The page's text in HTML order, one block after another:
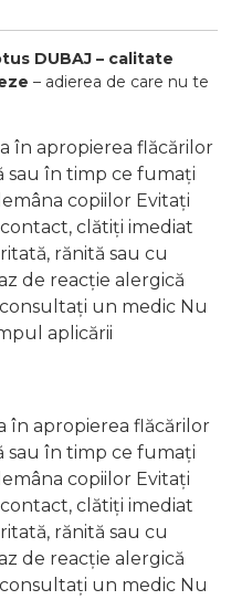
DUBAJ – calitate
– adierea de care nu te
în apropierea flăcărilor
sau în timp ce fumați
copiilor Evitați
clătiți imediat
rănită sau cu
de reacție alergică
un medic Nu
aplicării
în apropierea flăcărilor
sau în timp ce fumați
copiilor Evitați
clătiți imediat
rănită sau cu
de reacție alergică
un medic Nu